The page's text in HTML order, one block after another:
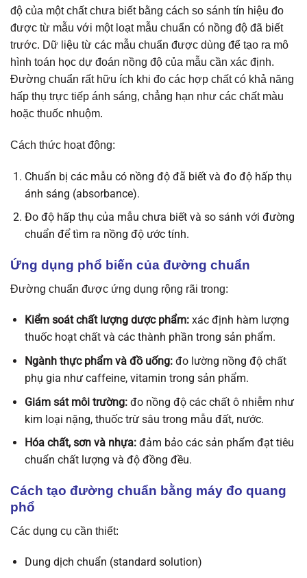
độ của một chất chưa biết bằng cách so sánh tín hiệu đo
được từ mẫu với một loạt mẫu chuẩn có nồng độ đã biết
trước. Dữ liệu từ các mẫu chuẩn được dùng để tạo ra mô
hình toán học dự đoán nồng độ của mẫu cần xác định.
Đường chuẩn rất hữu ích khi đo các hợp chất có khả năng
hấp thụ trực tiếp ánh sáng, chẳng hạn như các chất màu
hoặc thuốc nhuộm.
Cách thức hoạt động:
Chuẩn bị các mẫu có nồng độ đã biết và đo độ hấp thụ
ánh sáng (absorbance).
Đo độ hấp thụ của mẫu chưa biết và so sánh với đường
chuẩn để tìm ra nồng độ ước tính.
Ứng dụng phổ biến của đường chuẩn
Đường chuẩn được ứng dụng rộng rãi trong:
Kiểm soát chất lượng dược phẩm:xác định hàm lượng
thuốc hoạt chất và các thành phần trong sản phẩm.
Ngành thực phẩm và đồ uống:đo lường nồng độ chất
phụ gia như caffeine, vitamin trong sản phẩm.
Giám sát môi trường:đo nồng độ các chất ô nhiễm như
kim loại nặng, thuốc trừ sâu trong mẫu đất, nước.
Hóa chất, sơn và nhựa:đảm bảo các sản phẩm đạt tiêu
chuẩn chất lượng và độ đồng đều.
Cách tạo đường chuẩn bằng máy đo quang
phổ
Các dụng cụ cần thiết:
Dung dịch chuẩn (standard solution)